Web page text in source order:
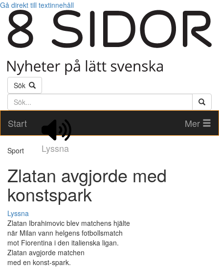
Gå direkt till textinnehåll
Sök
Söktext
Start
Lyssna
Mer
Sport
Zlatan avgjorde med
konstspark
Lyssna
Zlatan Ibrahimovic blev matchens hjälte
när Milan vann helgens fotbollsmatch
mot Fiorentina i den italienska ligan.
Zlatan avgjorde matchen
med en konst-spark.